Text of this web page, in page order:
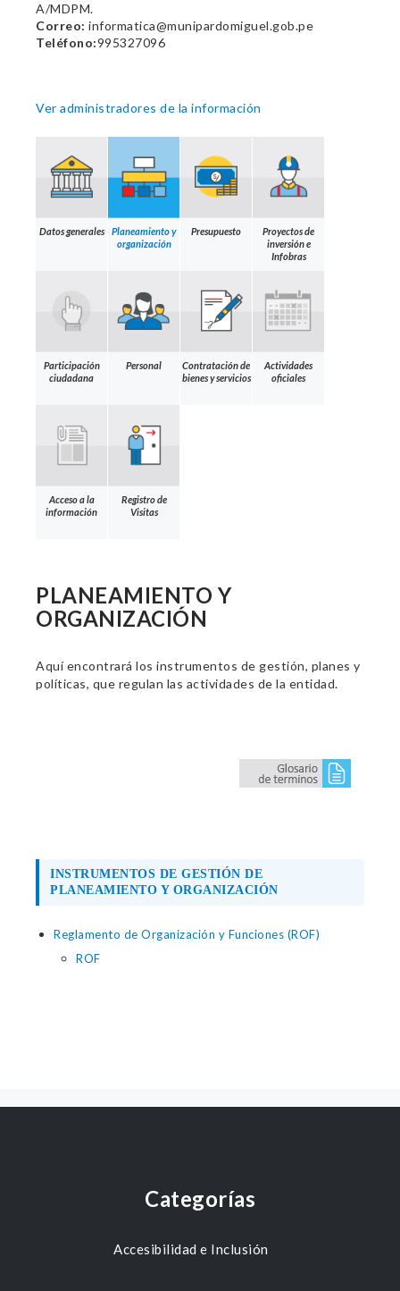
A/MDPM.
Correo: informatica@munipardomiguel.gob.pe
Teléfono:995327096
Ver administradores de la información
Datos generales
Planeamiento y
organización
Presupuesto
Proyectos de
inversión e
Infobras
Participación
ciudadana
Personal
Contratación de
bienes y servicios
Actividades
oficiales
Acceso a la
información
Registro de
Visitas
PLANEAMIENTO Y
ORGANIZACIÓN
Aquí encontrará los instrumentos de gestión, planes y
políticas, que regulan las actividades de la entidad.
INSTRUMENTOS DE GESTIÓN DE
PLANEAMIENTO Y ORGANIZACIÓN
Reglamento de Organización y Funciones (ROF)
ROF
Categorías
Accesibilidad e Inclusión